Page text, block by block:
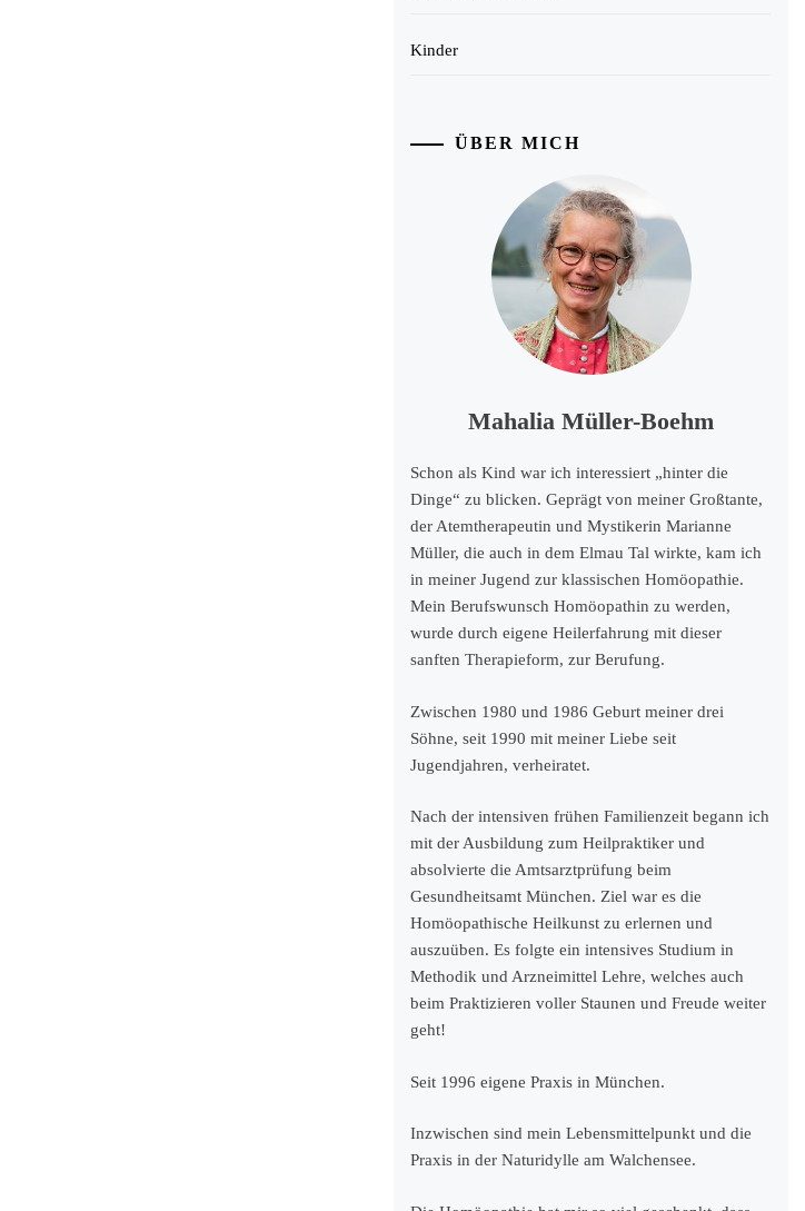
Kinder
ÜBER MICH
Mahalia Müller-Boehm
Schon als Kind war ich interessiert „hinter die
Dinge“ zu blicken. Geprägt von meiner Großtante,
der Atemtherapeutin und Mystikerin Marianne
Müller, die auch in dem Elmau Tal wirkte, kam ich
in meiner Jugend zur klassischen Homöopathie.
Mein Berufswunsch Homöopathin zu werden,
wurde durch eigene Heilerfahrung mit dieser
sanften Therapieform, zur Berufung.
Zwischen 1980 und 1986 Geburt meiner drei
Söhne, seit 1990 mit meiner Liebe seit
Jugendjahren, verheiratet.
Nach der intensiven frühen Familienzeit begann ich
mit der Ausbildung zum Heilpraktiker und
absolvierte die Amtsarztprüfung beim
Gesundheitsamt München. Ziel war es die
Homöopathische Heilkunst zu erlernen und
auszuüben. Es folgte ein intensives Studium in
Methodik und Arzneimittel Lehre, welches auch
beim Praktizieren voller Staunen und Freude weiter
geht!
Seit 1996 eigene Praxis in München.
Inzwischen sind mein Lebensmittelpunkt und die
Praxis in der Naturidylle am Walchensee.